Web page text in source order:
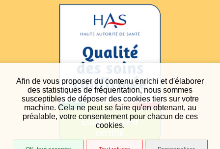
Afin de vous proposer du contenu enrichi et d'élaborer
des statistiques de fréquentation, nous sommes
susceptibles de déposer des cookies tiers sur votre
machine. Cela ne peut se faire qu'en obtenant, au
préalable, votre consentement pour chacun de ces
cookies.